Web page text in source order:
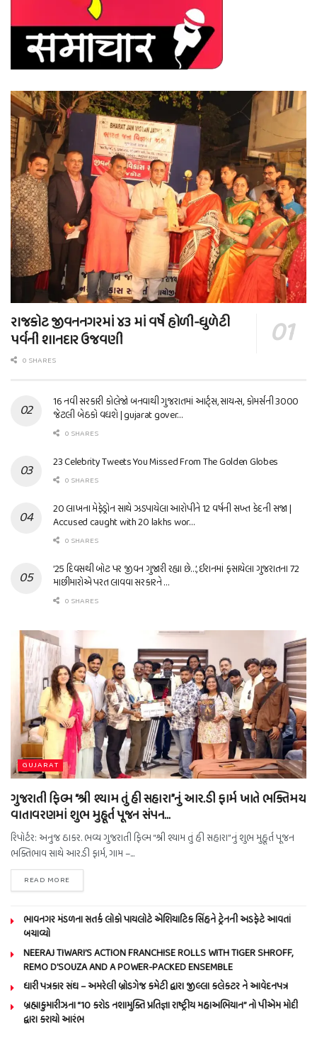
રાજકોટ જીવનનગરમાં ૪૩ માં વર્ષે હોળી-ધુળેટી
પર્વની શાનદાર ઉજવણી
0 SHARES
16 નવી સરકારી કોલેજો બનવાથી ગુજરાતમાં આર્ટ્સ, સાયન્સ, કોમર્સની 3000
જેટલી બેઠકો વધશે | gujarat gover…
0 SHARES
23 Celebrity Tweets You Missed From The Golden Globes
0 SHARES
20 લાખના મેફેડ્રોન સાથે ઝડપાયેલા આરોપીને 12 વર્ષની સખ્ત કેદની સજા |
Accused caught with 20 lakhs wor…
0 SHARES
’25 દિવસથી બોટ પર જીવન ગુજારી રહ્યા છે…’, ઈરાનમાં ફસાયેલા ગુજરાતના 72
માછીમારોએ પરત લાવવા સરકારને …
0 SHARES
GUJARAT
ગુજરાતી ફિલ્મ “શ્રી શ્યામ તું હી સહારા”નું આર.ડી ફાર્મ ખાતે ભક્તિમય
વાતાવરણમાં શુભ મુહૂર્ત પૂજન સંપન…
રિપોર્ટર: અનુજ ઠાકર. ભવ્ય ગુજરાતી ફિલ્મ “શ્રી શ્યામ તું હી સહારા”નું શુભ મુહૂર્ત પૂજન
ભક્તિભાવ સાથે આર.ડી ફાર્મ, ગામ –...
READ MORE
ભાવનગર મંડળના સતર્ક લોકો પાયલોટે એશિયાટિક સિંહને ટ્રેનની અડફેટે આવતાં
બચાવ્યો
NEERAJ TIWARI’S ACTION FRANCHISE ROLLS WITH TIGER SHROFF,
REMO D’SOUZA AND A POWER-PACKED ENSEMBLE
ધારી પત્રકાર સંઘ – અમરેલી બ્રોડગેજ કમેટી દ્વારા જીલ્લા કલેકટર ને આવેદનપત્ર
બ્રહ્માકુમારીઝના “10 કરોડ નશામુક્તિ પ્રતિજ્ઞા રાષ્ટ્રીય મહાઅભિયાન” નો પીએમ મોદી
દ્વારા કરાયો આરંભ